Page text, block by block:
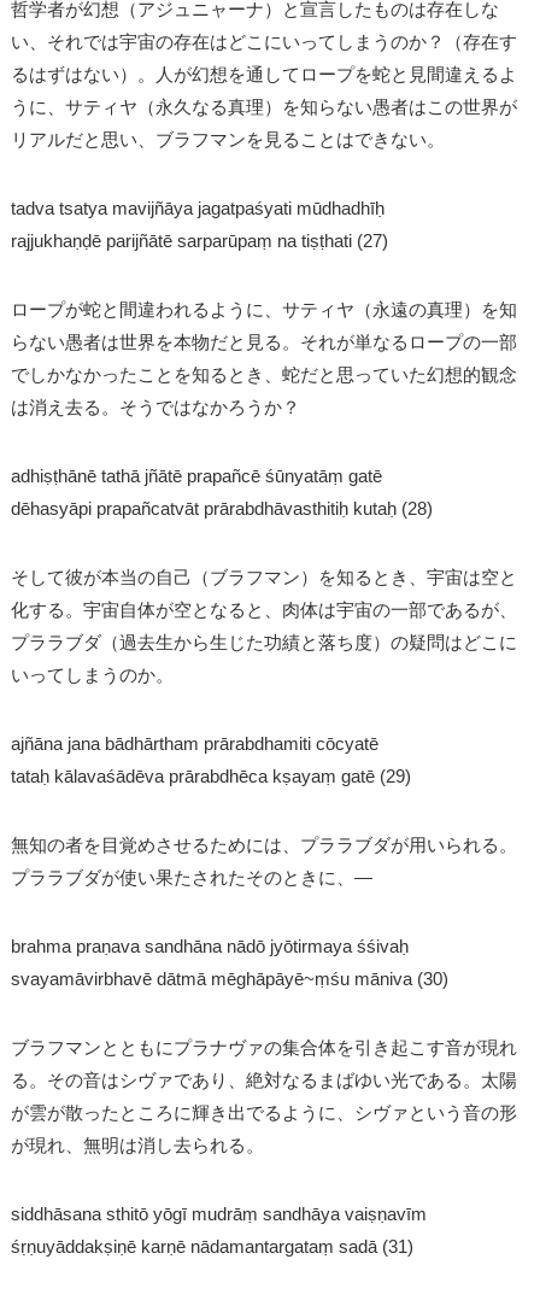
哲学者が幻想（アジュニャーナ）と宣言したものは存在しな
い、それでは宇宙の存在はどこにいってしまうのか？（存在す
るはずはない）。人が幻想を通してロープを蛇と見間違えるよ
うに、サティヤ（永久なる真理）を知らない愚者はこの世界が
リアルだと思い、ブラフマンを見ることはできない。
tadva tsatya mavijñāya jagatpaśyati mūdhadhīḥ
rajjukhaṇḍē parijñātē sarparūpaṃ na tiṣṭhati (27)
ロープが蛇と間違われるように、サティヤ（永遠の真理）を知
らない愚者は世界を本物だと見る。それが単なるロープの一部
でしかなかったことを知るとき、蛇だと思っていた幻想的観念
は消え去る。そうではなかろうか？
adhiṣṭhānē tathā jñātē prapañcē śūnyatāṃ gatē
dēhasyāpi prapañcatvāt prārabdhāvasthitiḥ kutaḥ (28)
そして彼が本当の自己（ブラフマン）を知るとき、宇宙は空と
化する。宇宙自体が空となると、肉体は宇宙の一部であるが、
プララブダ（過去生から生じた功績と落ち度）の疑問はどこに
いってしまうのか。
ajñāna jana bādhārtham prārabdhamiti cōcyatē
tataḥ kālavaśādēva prārabdhēca kṣayaṃ gatē (29)
無知の者を目覚めさせるためには、プララブダが用いられる。
プララブダが使い果たされたそのときに、―
brahma praṇava sandhāna nādō jyōtirmaya śśivaḥ
svayamāvirbhavē dātmā mēghāpāyē~ṃśu māniva (30)
ブラフマンとともにプラナヴァの集合体を引き起こす音が現れ
る。その音はシヴァであり、絶対なるまばゆい光である。太陽
が雲が散ったところに輝き出でるように、シヴァという音の形
が現れ、無明は消し去られる。
siddhāsana sthitō yōgī mudrāṃ sandhāya vaiṣṇavīm
śṛṇuyāddakṣiṇē karṇē nādamantargataṃ sadā (31)